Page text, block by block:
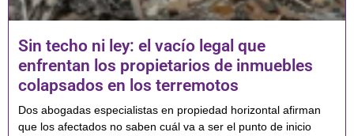
Sin techo ni ley: el vacío legal que
enfrentan los propietarios de inmuebles
colapsados en los terremotos
Dos abogadas especialistas en propiedad horizontal afirman
que los afectados no saben cuál va a ser el punto de inicio